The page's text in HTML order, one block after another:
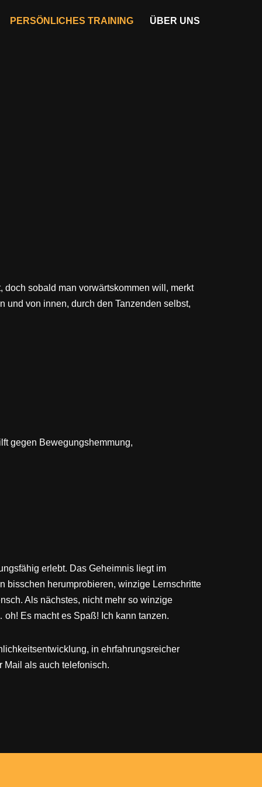
PERSÖNLICHES TRAINING ÜBER UNS
sobald man vorwärtskommen will, merkt
und von innen, durch den Tanzenden selbst,
gegen Bewegungshemmung,
erlebt. Das Geheimnis liegt im
bisschen herumprobieren, winzige Lernschritte
Als nächstes, nicht mehr so winzige
Es macht es Spaß! Ich kann tanzen.
in ehrfahrungsreicher
Mail als auch telefonisch.